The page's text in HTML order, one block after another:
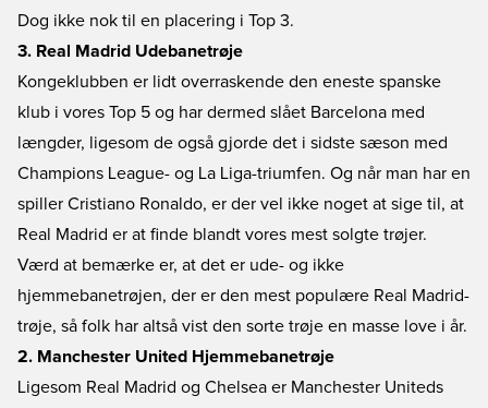
Dog ikke nok til en placering i Top 3.
3. Real Madrid Udebanetrøje
Kongeklubben er lidt overraskende den eneste spanske
klub i vores Top 5 og har dermed slået Barcelona med
længder, ligesom de også gjorde det i sidste sæson med
Champions League- og La Liga-triumfen. Og når man har en
spiller Cristiano Ronaldo, er der vel ikke noget at sige til, at
Real Madrid er at finde blandt vores mest solgte trøjer.
Værd at bemærke er, at det er ude- og ikke
hjemmebanetrøjen, der er den mest populære Real Madrid-
trøje, så folk har altså vist den sorte trøje en masse love i år.
2. Manchester United Hjemmebanetrøje
Ligesom Real Madrid og Chelsea er Manchester Uniteds